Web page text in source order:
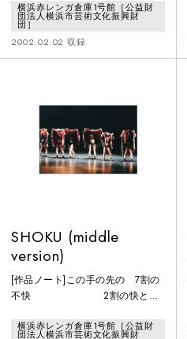
フェスティバルで初演される。 こ
の作品は、失恋した時の感情の変
化を表したもので、 “創造的なア
イデアに富んでおり、まるで昆虫
横浜赤レンガ倉庫1号館［公益財
団法人横浜市芸術文化振興財
団］
2002.02.02 収録
SHOKU (middle
version)
[作品ノート]この手の先の 7割の
不快 2割の快とり
横浜赤レンガ倉庫1号館［公益財
団法人横浜市芸術文化振興財